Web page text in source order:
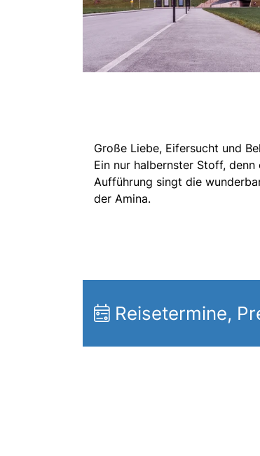
Große Liebe, Eifersucht und
Ein nur halbernster Stoff,
Aufführung singt die
der Amina.
Reisetermine,